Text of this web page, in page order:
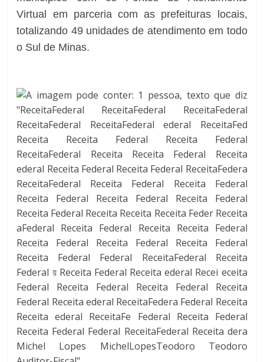
Virtual em parceria com as prefeituras locais,
totalizando 49 unidades de atendimento em todo
o Sul de Minas.